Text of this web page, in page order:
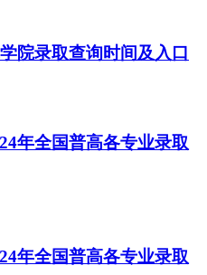
院录取查询时间及入口
年全国普高各专业录取
年全国普高各专业录取